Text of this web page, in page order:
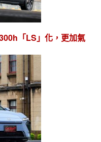
「LS」化，更加氣